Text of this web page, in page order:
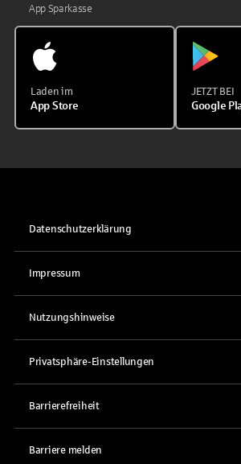
App Sparkasse
Laden im
App Store
JETZT BEI
Google
Datenschutzerklärung
Impressum
Nutzungshinweise
Privatsphäre-Einstellungen
Barrierefreiheit
Barriere melden